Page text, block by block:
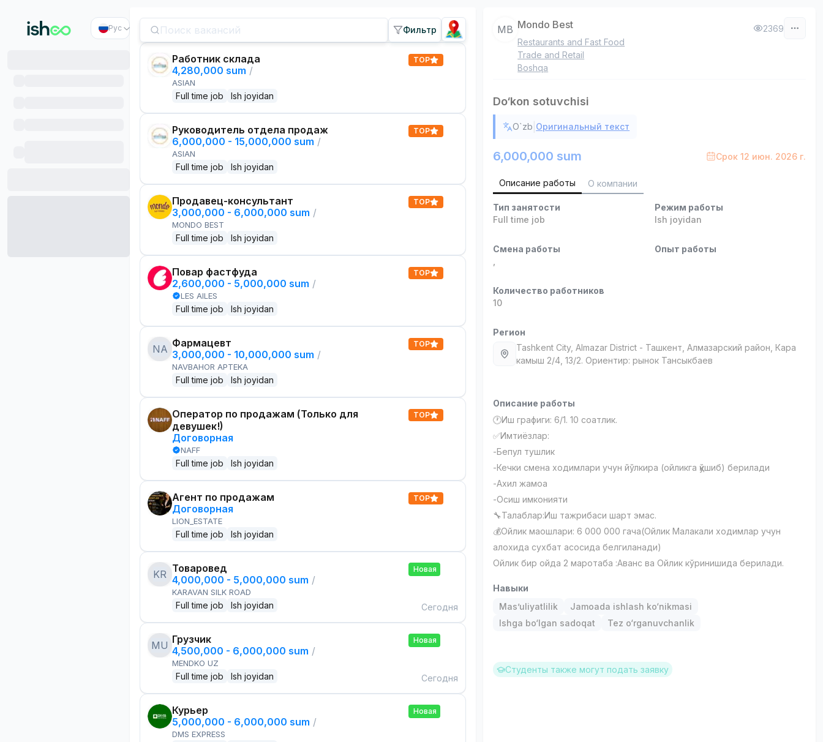
Рус Фильтр
Работник склада
4,280,000 sum /
ASIAN
Full time job Ish joyidan
TOP
Руководитель отдела продаж
6,000,000 - 15,000,000 sum /
ASIAN
Full time job Ish joyidan
TOP
Продавец-консультант
3,000,000 - 6,000,000 sum /
MONDO BEST
Full time job Ish joyidan
TOP
Повар фастфуда
2,600,000 - 5,000,000 sum /
LES AILES
Full time job Ish joyidan
TOP
NA Фармацевт
3,000,000 - 10,000,000 sum /
NAVBAHOR APTEKA
Full time job Ish joyidan
TOP
Оператор по продажам (Только для
девушек!)
Договорная
NAFF
Full time job Ish joyidan
TOP
Агент по продажам
Договорная
LION_ESTATE
Full time job Ish joyidan
TOP
KR Товаровед
4,000,000 - 5,000,000 sum /
KARAVAN SILK ROAD
Full time job Ish joyidan
Новая
Сегодня
MU Грузчик
4,500,000 - 6,000,000 sum /
MENDKO UZ
Full time job Ish joyidan
Новая
Сегодня
Курьер
5,000,000 - 6,000,000 sum /
DMS EXPRESS
Новая
MB Mondo Best
Restaurants and Fast Food
Trade and Retail
Boshqa
2369
Do‘kon sotuvchisi
O`zb Оригинальный текст
6,000,000 sum Срок 12 июн. 2026 г.
Описание работы О компании
Тип занятости
Full time job
Режим работы
Ish joyidan
Смена работы
Опыт работы
Количество работников
10
Регион
Tashkent City, Almazar District - Ташкент, Алмазарский район, Кара
камыш 2/4, 13/2. Ориентир: рынок Тансыкбаев
Описание работы
🕐Иш графиги: 6/1. 10 соатлик.
✅Имтиёзлар:
-Бепул тушлик
-Кечки смена ходимлари учун йўлкира (ойликга қўшиб) берилади
-Ахил жамоа
-Осиш имконияти
🔧Талаблар:Иш тажрибаси шарт эмас.
💰Ойлик маошлари: 6 000 000 гача(Ойлик Малакали ходимлар учун
алохида сухбат асосида белгиланади)
Ойлик бир ойда 2 маротаба :Аванс ва Ойлик кўринишида берилади.
Навыки
Mas’uliyatlilik
Jamoada ishlash ko‘nikmasi
Ishga bo‘lgan sadoqat
Tez o‘rganuvchanlik
Студенты также могут подать заявку